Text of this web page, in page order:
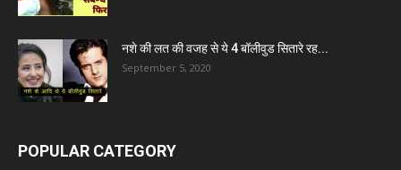
नशे की लत की वजह से ये 4 बॉलीवुड सितारे रह...
September 5, 2020
POPULAR CATEGORY